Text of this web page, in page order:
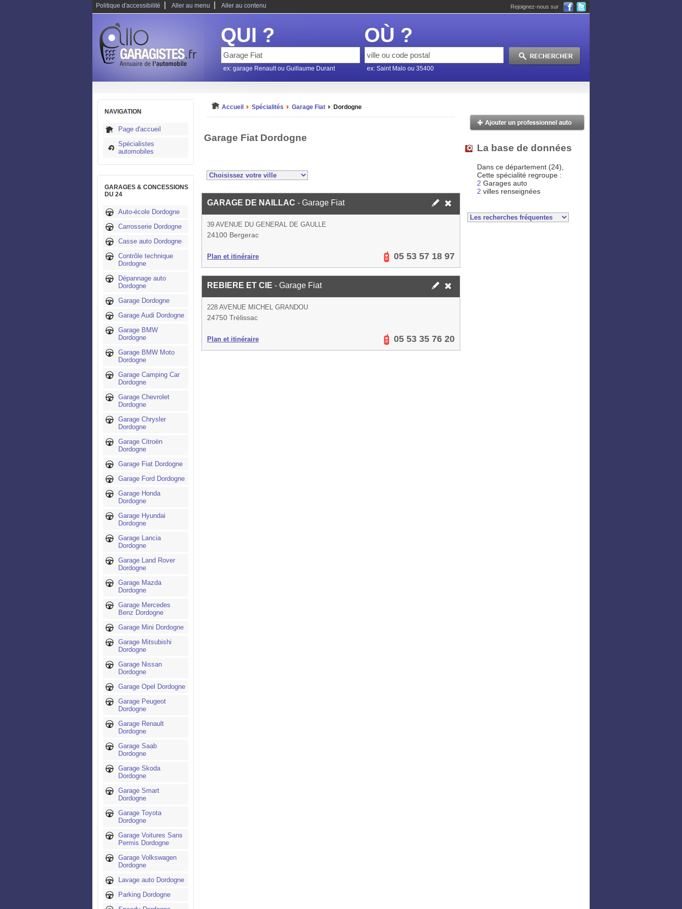
Politique d'accessibilité Aller au menu Aller au contenu Rejoignez-nous sur
QUI ?
ex: garage Renault ou Guillaume Durant
OÙ ?
ex: Saint Malo ou 35400
NAVIGATION
Page d'accueil
Spécialistes
automobiles
GARAGES & CONCESSIONS
DU 24
Auto-école Dordogne
Carrosserie Dordogne
Casse auto Dordogne
Contrôle technique
Dordogne
Dépannage auto
Dordogne
Garage Dordogne
Garage Audi Dordogne
Garage BMW
Dordogne
Garage BMW Moto
Dordogne
Garage Camping Car
Dordogne
Garage Chevrolet
Dordogne
Garage Chrysler
Dordogne
Garage Citroën
Dordogne
Garage Fiat Dordogne
Garage Ford Dordogne
Garage Honda
Dordogne
Garage Hyundai
Dordogne
Garage Lancia
Dordogne
Garage Land Rover
Dordogne
Garage Mazda
Dordogne
Garage Mercedes
Benz Dordogne
Garage Mini Dordogne
Garage Mitsubishi
Dordogne
Garage Nissan
Dordogne
Garage Opel Dordogne
Garage Peugeot
Dordogne
Garage Renault
Dordogne
Garage Saab
Dordogne
Garage Skoda
Dordogne
Garage Smart
Dordogne
Garage Toyota
Dordogne
Garage Voitures Sans
Permis Dordogne
Garage Volkswagen
Dordogne
Lavage auto Dordogne
Parking Dordogne
Accueil Spécialités Garage Fiat Dordogne
Garage Fiat Dordogne
GARAGE DE NAILLAC - Garage Fiat
39 AVENUE DU GENERAL DE GAULLE
24100 Bergerac
Plan et itinéraire 05 53 57 18 97
REBIERE ET CIE - Garage Fiat
228 AVENUE MICHEL GRANDOU
24750 Trélissac
Plan et itinéraire 05 53 35 76 20
La base de données
Dans ce département (24),
Cette spécialité regroupe :
2 Garages auto
2 villes renseignées